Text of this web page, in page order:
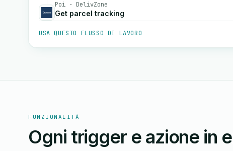
Poi · DelivZone
Get parcel tracking
USA QUESTO FLUSSO DI LAVORO
FUNZIONALITÀ
Ogni trigger e azione in